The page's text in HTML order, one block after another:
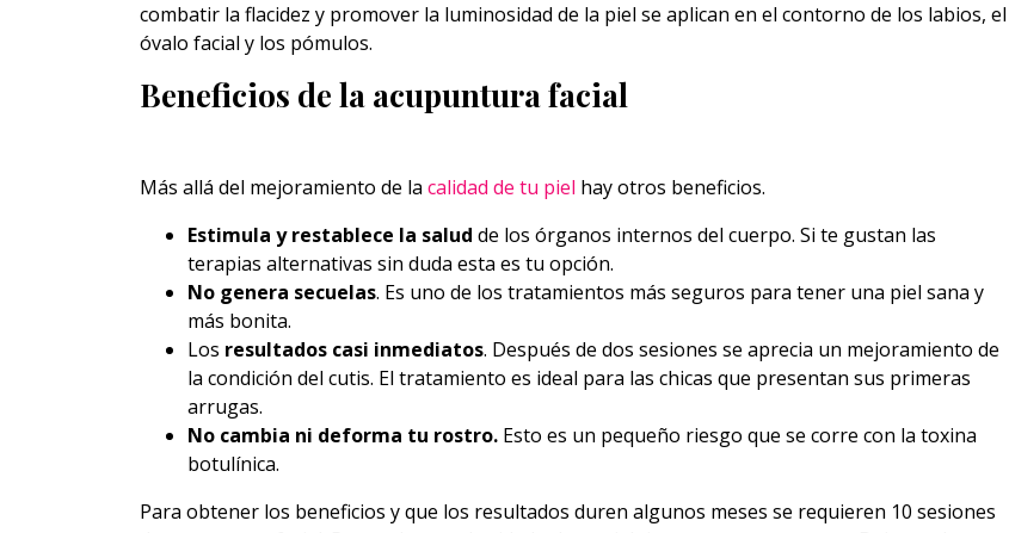
combatir la flacidez y promover la luminosidad de la piel se aplican en el contorno de los labios, el
óvalo facial y los pómulos.
Beneficios de la acupuntura facial
Más allá del mejoramiento de la calidad de tu piel hay otros beneficios.
Estimula y restablece la salud de los órganos internos del cuerpo. Si te gustan las
terapias alternativas sin duda esta es tu opción.
No genera secuelas. Es uno de los tratamientos más seguros para tener una piel sana y
más bonita.
Los resultados casi inmediatos. Después de dos sesiones se aprecia un mejoramiento de
la condición del cutis. El tratamiento es ideal para las chicas que presentan sus primeras
arrugas.
No cambia ni deforma tu rostro. Esto es un pequeño riesgo que se corre con la toxina
botulínica.
Para obtener los beneficios y que los resultados duren algunos meses se requieren 10 sesiones